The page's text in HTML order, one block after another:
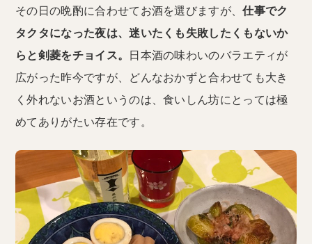
その日の晩酌に合わせてお酒を選びますが、仕事でク
タクタになった夜は、迷いたくも失敗したくもないか
らと剣菱をチョイス。 日本酒の味わいのバラエティが
広がった昨今ですが、どんなおかずと合わせても大き
く外れないお酒というのは、食いしん坊にとっては極
めてありがたい存在です。